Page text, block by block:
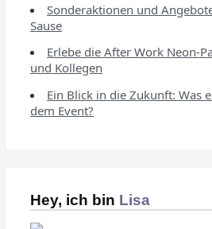
Sonderaktionen und
Sause
Erlebe die After Work Neon-
und Kollegen
Ein Blick in die Zukunft: Was
dem Event?
Hey, ich bin Lisa